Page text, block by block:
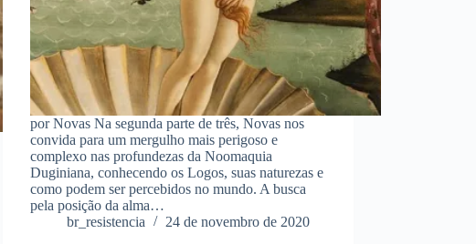
por Novas Na segunda parte de três, Novas nos
convida para um mergulho mais perigoso e
complexo nas profundezas da Noomaquia
Duginiana, conhecendo os Logos, suas naturezas e
como podem ser percebidos no mundo. A busca
pela posição da alma…
br_resistencia
24 de novembro de 2020